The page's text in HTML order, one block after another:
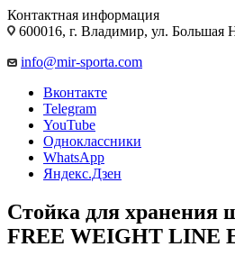
Контактная информация
600016, г. Владимир, ул. Большая
info@mir-sporta.com
Вконтакте
Telegram
YouTube
Одноклассники
WhatsApp
Яндекс.Дзен
Стойка для хранения
FREE WEIGHT LINE